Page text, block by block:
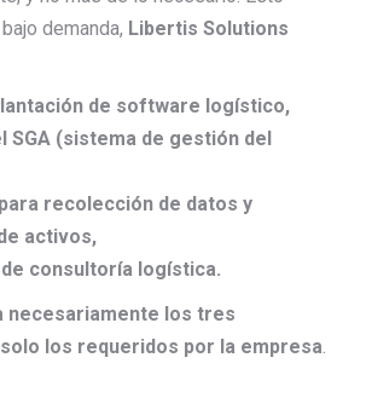
demanda, Libertis Solutions
de software logístico,
SGA (sistema de gestión del
recolección de datos y
activos,
consultoría logística.
necesariamente los tres
los requeridos por la empresa.